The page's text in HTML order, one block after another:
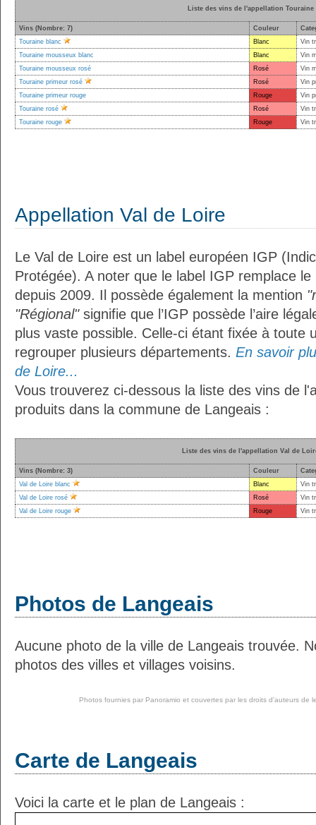
Liste des vins de l'appellation Touraine
Vins (Nombre: 7) Couleur
Touraine blanc
Blanc
Vin
Touraine mousseux blanc
Blanc
Vin
Touraine mousseux rosé
Rosé
Vin
Touraine primeur rosé
Rosé
Vin
Touraine primeur rouge
Rouge
Vin
Touraine rosé
Rosé
Vin
Touraine rouge
Rouge Vin
Appellation Val de Loire
Le Val de Loire est un label européen IGP
Protégée). A noter que le label IGP remplace
depuis 2009. Il possède également la mention
"Régional"signifie que l’IGP possède l’aire
plus vaste possible. Celle-ci étant fixée à toute
regrouper plusieurs départements. En savoir
de Loire...
Vous trouverez ci-dessous la liste des vins de
produits dans la commune de Langeais :
Liste des vins de l'appellation Val de
Vins (Nombre: 3) Couleur
Val de Loire blanc
Blanc
Vin
Val de Loire rosé
Rosé
Vin
Val de Loire rouge
Rouge Vin
Photos de Langeais
Aucune photo de la ville de Langeais trouvée.
photos des villes et villages voisins.
Photos fournies par Panoramio et couvertes par les droits d'auteurs de
Carte de Langeais
Voici la carte et le plan de Langeais :